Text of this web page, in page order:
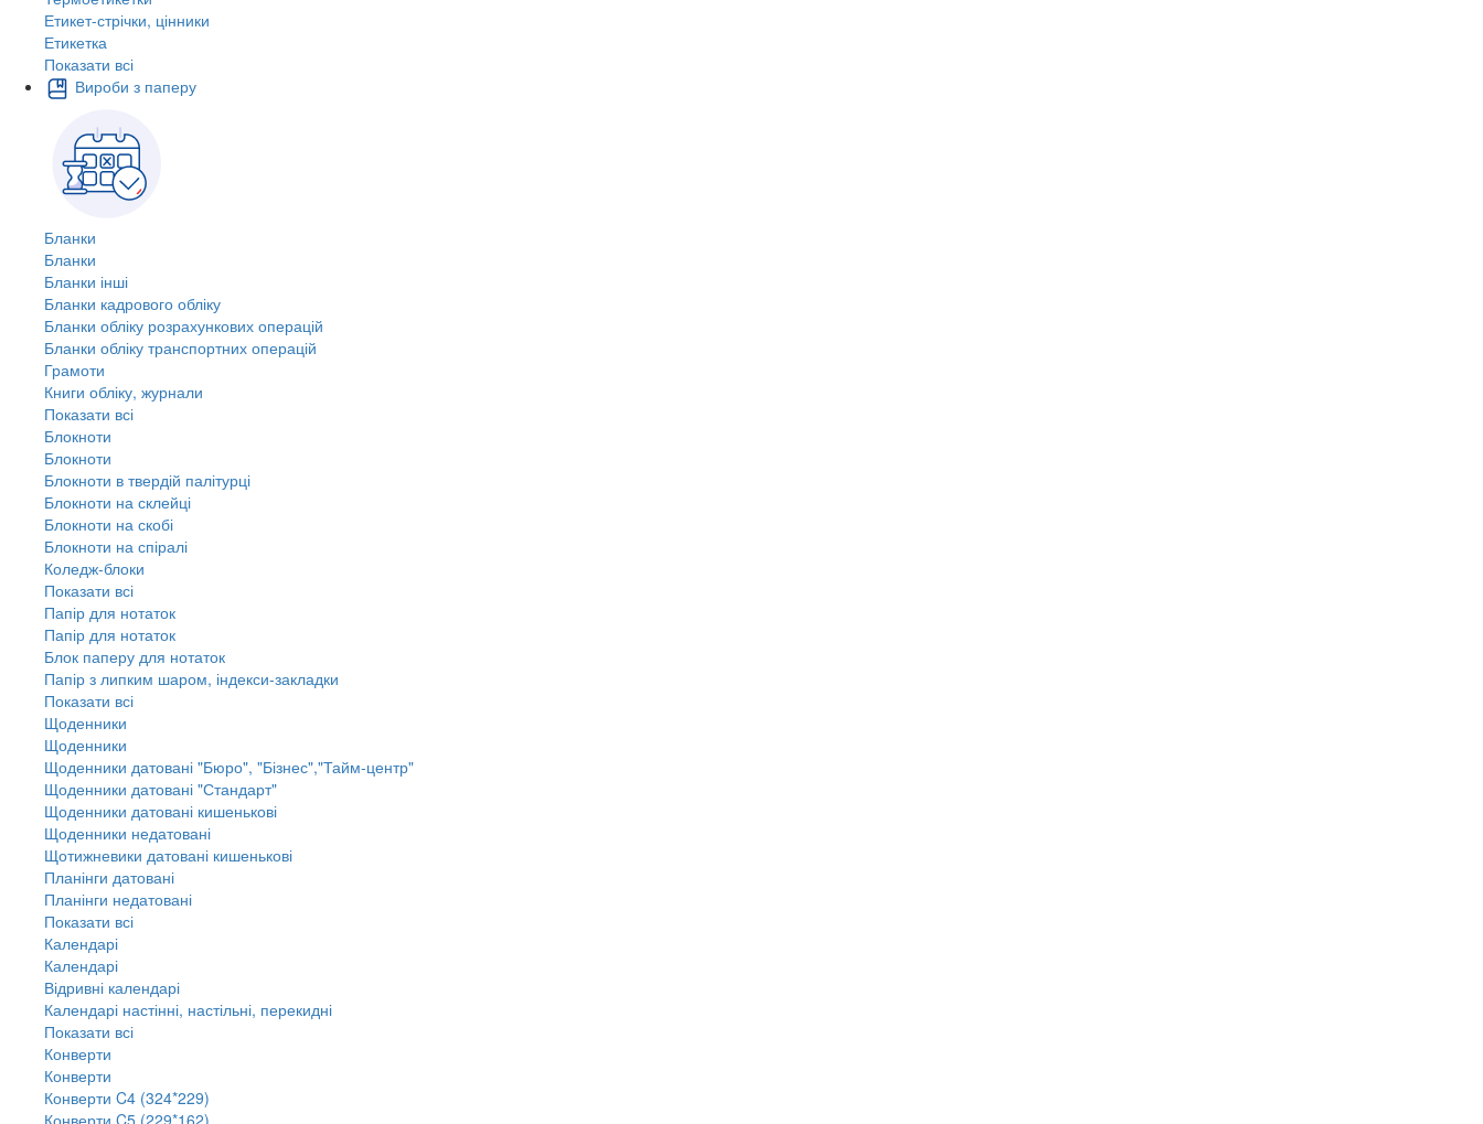
Етикет-стрічки, цінники
Етикетка
Показати всі
Вироби з паперу
Бланки
Бланки
Бланки інші
Бланки кадрового обліку
Бланки обліку розрахункових операцій
Бланки обліку транспортних операцій
Грамоти
Книги обліку, журнали
Показати всі
Блокноти
Блокноти
Блокноти в твердій палітурці
Блокноти на склейці
Блокноти на скобі
Блокноти на спіралі
Коледж-блоки
Показати всі
Папір для нотаток
Папір для нотаток
Блок паперу для нотаток
Папір з липким шаром, індекси-закладки
Показати всі
Щоденники
Щоденники
Щоденники датовані "Бюро", "Бізнес","Тайм-центр"
Щоденники датовані "Стандарт"
Щоденники датовані кишенькові
Щоденники недатовані
Щотижневики датовані кишенькові
Планінги датовані
Планінги недатовані
Показати всі
Календарі
Календарі
Відривні календарі
Календарі настінні, настільні, перекидні
Показати всі
Конверти
Конверти
Конверти C4 (324*229)